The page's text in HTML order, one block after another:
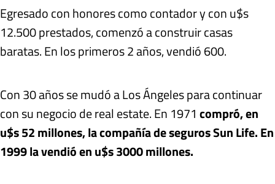
Egresado con honores como contador ycon u$s
12.500 prestados, comenzó a construir casas
baratas.En los primeros 2 años, vendió 600.
Con 30 años se mudó a Los Ángeles para continuar
con su negocio de real estate. En 1971 compró, en
u$s 52 millones, la compañía de seguros Sun Life.En
1999 la vendió en u$s 3000 millones.